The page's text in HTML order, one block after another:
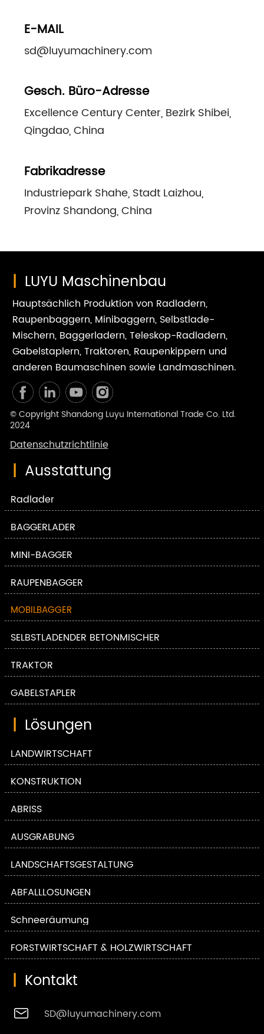
E-MAIL
sd@luyumachinery.com
Gesch. Büro-Adresse
Excellence Century Center, Bezirk Shibei,
Qingdao, China
Fabrikadresse
Industriepark Shahe, Stadt Laizhou,
Provinz Shandong, China
| LUYU Maschinenbau
Hauptsächlich Produktion von Radladern,
Raupenbaggern, Minibaggern, Selbstlade-
Mischern, Baggerladern, Teleskop-Radladern,
Gabelstaplern, Traktoren, Raupenkippern und
anderen Baumaschinen sowie Landmaschinen.
© Copyright Shandong Luyu International Trade Co. Ltd.
2024
Datenschutzrichtlinie
| Ausstattung
Radlader
BAGGERLADER
MINI-BAGGER
RAUPENBAGGER
MOBILBAGGER
SELBSTLADENDER BETONMISCHER
TRAKTOR
GABELSTAPLER
| Lösungen
LANDWIRTSCHAFT
KONSTRUKTION
ABRISS
AUSGRABUNG
LANDSCHAFTSGESTALTUNG
ABFALLLÖSUNGEN
Schneeräumung
FORSTWIRTSCHAFT & HOLZWIRTSCHAFT
| Kontakt
 SD@luyumachinery.com